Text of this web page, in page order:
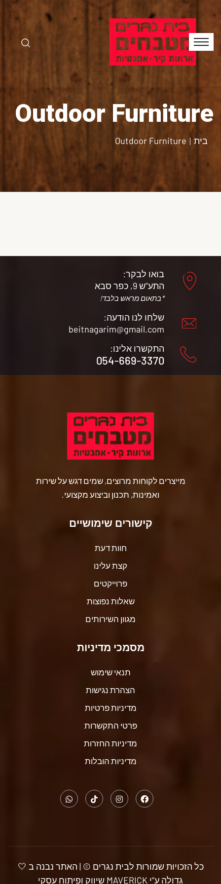
Outdoor Furniture
בית Outdoor Furniture
בואו לבקר:
התע"ש 9, כפר סבא
*בתאום מראש בלבד!
שלחו לנו הודעה:
beitnagarim@gmail.com
התקשרו אלינו:
054-669-3370
מייצרים לקוחות מרוצים, שמים דגש על שירות
ואמינות, תכנון וביצוע מקצועי.
קישורים שימושיים
חוות דעת
קצת עלינו
פרוייקטים
שאלות נפוצות
מגוון השירותים
מסמכי מדיניות
תנאי שימוש
הצהרת נגישות
מדיניות פרטיות
פרטי התקשרות
מדיניות החזרות
מדיניות הובלות
כל הזכויות שמורות לבית נגרים © | האתר נבנה ב 🤍
גדולה ע"י MAVERICK שיווק ופיתוח עסקי